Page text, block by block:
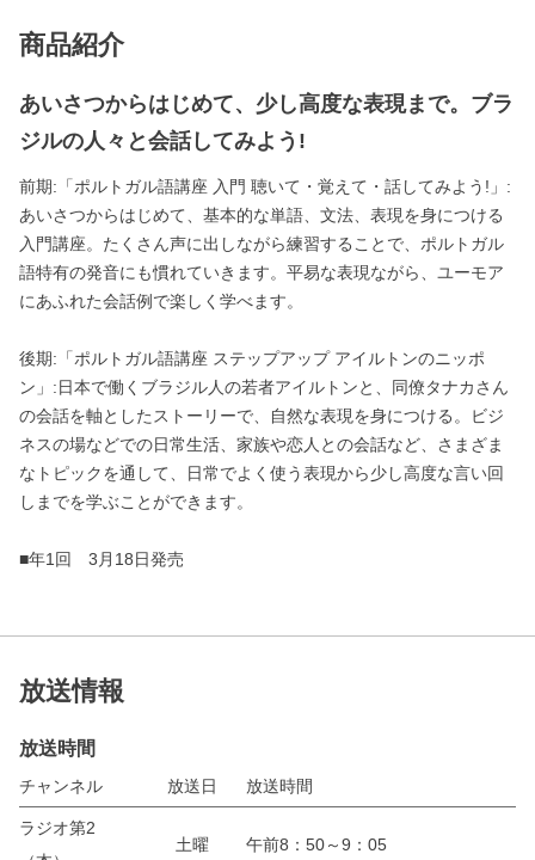
商品紹介
あいさつからはじめて、少し高度な表現まで。ブラ
ジルの人々と会話してみよう!
前期:「ポルトガル語講座 入門 聴いて・覚えて・話してみよう!」:
あいさつからはじめて、基本的な単語、文法、表現を身につける
入門講座。たくさん声に出しながら練習することで、ポルトガル
語特有の発音にも慣れていきます。平易な表現ながら、ユーモア
にあふれた会話例で楽しく学べます。
後期:「ポルトガル語講座 ステップアップ アイルトンのニッポ
ン」:日本で働くブラジル人の若者アイルトンと、同僚タナカさん
の会話を軸としたストーリーで、自然な表現を身につける。ビジ
ネスの場などでの日常生活、家族や恋人との会話など、さまざま
なトピックを通して、日常でよく使う表現から少し高度な言い回
しまでを学ぶことができます。
■年1回 3月18日発売
放送情報
放送時間
チャンネル 放送日 放送時間
ラジオ第2
土曜 午前8：50～9：05